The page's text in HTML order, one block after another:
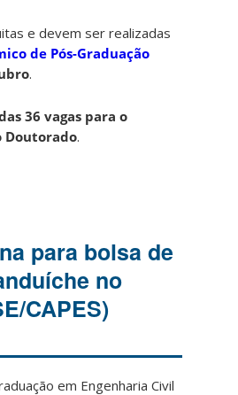
e devem ser realizadas
de Pós-Graduação
.
36 vagas para o
Doutorado.
para bolsa de
no
CAPES)
em Engenharia Civil